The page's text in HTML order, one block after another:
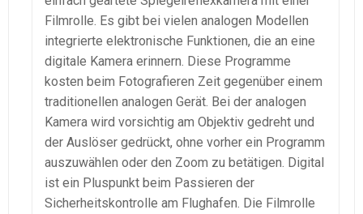
Filmrolle. Es gibt bei vielen analogen Modellen
integrierte elektronische Funktionen, die an eine
digitale Kamera erinnern. Diese Programme
kosten beim Fotografieren Zeit gegenüber einem
traditionellen analogen Gerät. Bei der analogen
Kamera wird vorsichtig am Objektiv gedreht und
der Auslöser gedrückt, ohne vorher ein Programm
auszuwählen oder den Zoom zu betätigen. Digital
ist ein Pluspunkt beim Passieren der
Sicherheitskontrolle am Flughafen. Die Filmrolle